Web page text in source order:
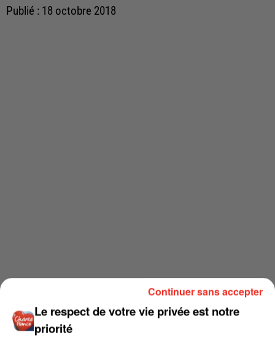
Publié : 18 octobre 2018
Le respect de votre vie privée est notre
priorité
Continuer sans accepter